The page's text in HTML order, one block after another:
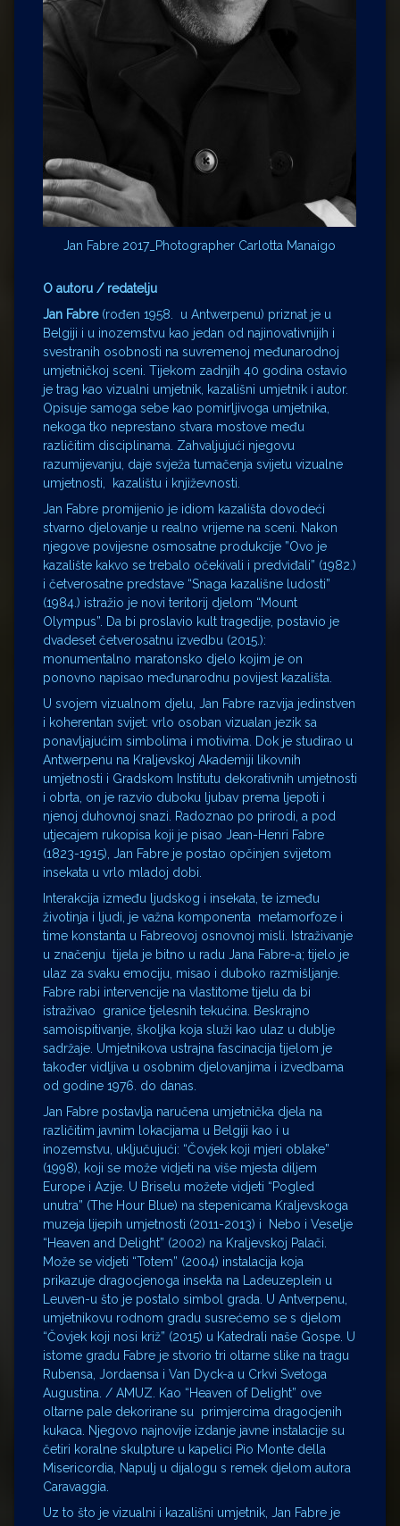
Jan Fabre 2017_Photographer Carlotta Manaigo
O autoru / redatelju
Jan Fabre(rođen 1958. u Antwerpenu) priznat je u
Belgiji i u inozemstvu kao jedan od najinovativnijih i
svestranih osobnosti na suvremenoj međunarodnoj
umjetničkoj sceni. Tijekom zadnjih 40 godina ostavio
je trag kao vizualni umjetnik, kazališni umjetnik i autor.
Opisuje samoga sebe kao pomirljivoga umjetnika,
nekoga tko neprestano stvara mostove među
različitim disciplinama. Zahvaljujući njegovu
razumijevanju, daje svježa tumačenja svijetu vizualne
umjetnosti, kazalištu i književnosti.
Jan Fabre promijenio je idiom kazališta dovodeći
stvarno djelovanje u realno vrijeme na sceni. Nakon
njegove povijesne osmosatne produkcije ”Ovo je
kazalište kakvo se trebalo očekivali i predviđali” (1982.)
i četverosatne predstave “Snaga kazališne ludosti”
(1984.) istražio je novi teritorij djelom “Mount
Olympus”. Da bi proslavio kult tragedije, postavio je
dvadeset četverosatnu izvedbu (2015.):
monumentalno maratonsko djelo kojim je on
ponovno napisao međunarodnu povijest kazališta.
U svojem vizualnom djelu, Jan Fabre razvija jedinstven
i koherentan svijet: vrlo osoban vizualan jezik sa
ponavljajućim simbolima i motivima. Dok je studirao u
Antwerpenu na Kraljevskoj Akademiji likovnih
umjetnosti i Gradskom Institutu dekorativnih umjetnosti
i obrta, on je razvio duboku ljubav prema ljepoti i
njenoj duhovnoj snazi. Radoznao po prirodi, a pod
utjecajem rukopisa koji je pisao Jean-Henri Fabre
(1823-1915), Jan Fabre je postao opčinjen svijetom
insekata u vrlo mladoj dobi.
Interakcija između ljudskog i insekata, te između
životinja i ljudi, je važna komponenta metamorfoze i
time konstanta u Fabreovoj osnovnoj misli. Istraživanje
u značenju tijela je bitno u radu Jana Fabre-a; tijelo je
ulaz za svaku emociju, misao i duboko razmišljanje.
Fabre rabi intervencije na vlastitome tijelu da bi
istraživao granice tjelesnih tekućina. Beskrajno
samoispitivanje, školjka koja služi kao ulaz u dublje
sadržaje. Umjetnikova ustrajna fascinacija tijelom je
također vidljiva u osobnim djelovanjima i izvedbama
od godine 1976. do danas.
Jan Fabre postavlja naručena umjetnička djela na
različitim javnim lokacijama u Belgiji kao i u
inozemstvu, uključujući: “Čovjek koji mjeri oblake”
(1998), koji se može vidjeti na više mjesta diljem
Europe i Azije. U Briselu možete vidjeti “Pogled
unutra” (The Hour Blue) na stepenicama Kraljevskoga
muzeja lijepih umjetnosti (2011-2013) i Nebo i Veselje
“Heaven and Delight” (2002) na Kraljevskoj Palači.
Može se vidjeti “Totem” (2004) instalacija koja
prikazuje dragocjenoga insekta na Ladeuzeplein u
Leuven-u što je postalo simbol grada. U Antverpenu,
umjetnikovu rodnom gradu susrećemo se s djelom
“Čovjek koji nosi križ” (2015) u Katedrali naše Gospe. U
istome gradu Fabre je stvorio tri oltarne slike na tragu
Rubensa, Jordaensa i Van Dyck-a u Crkvi Svetoga
Augustina. / AMUZ. Kao “Heaven of Delight” ove
oltarne pale dekorirane su primjercima dragocjenih
kukaca. Njegovo najnovije izdanje javne instalacije su
četiri koralne skulpture u kapelici Pio Monte della
Misericordia, Napulj u dijalogu s remek djelom autora
Caravaggia.
Uz to što je vizualni i kazališni umjetnik, Jan Fabre je